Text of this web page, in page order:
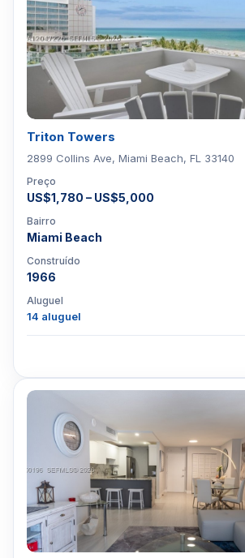
Triton Towers
2899 Collins Ave, Miami Beach, FL 33140
Preço
US$1,780 – US$5,000
Bairro
Miami Beach
Construído
1966
Aluguel
14 aluguel